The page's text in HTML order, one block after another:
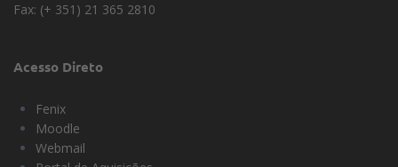
Fax: (+ 351) 21 365 2810
Acesso Direto
Fenix
Moodle
Webmail